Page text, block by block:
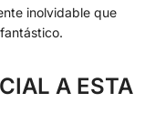
inolvidable que
A ESTA